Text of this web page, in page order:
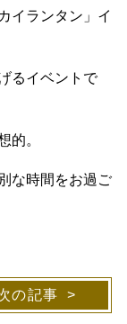
イランタン」イ
るイベントで
的。
な時間をお過ご
の記事